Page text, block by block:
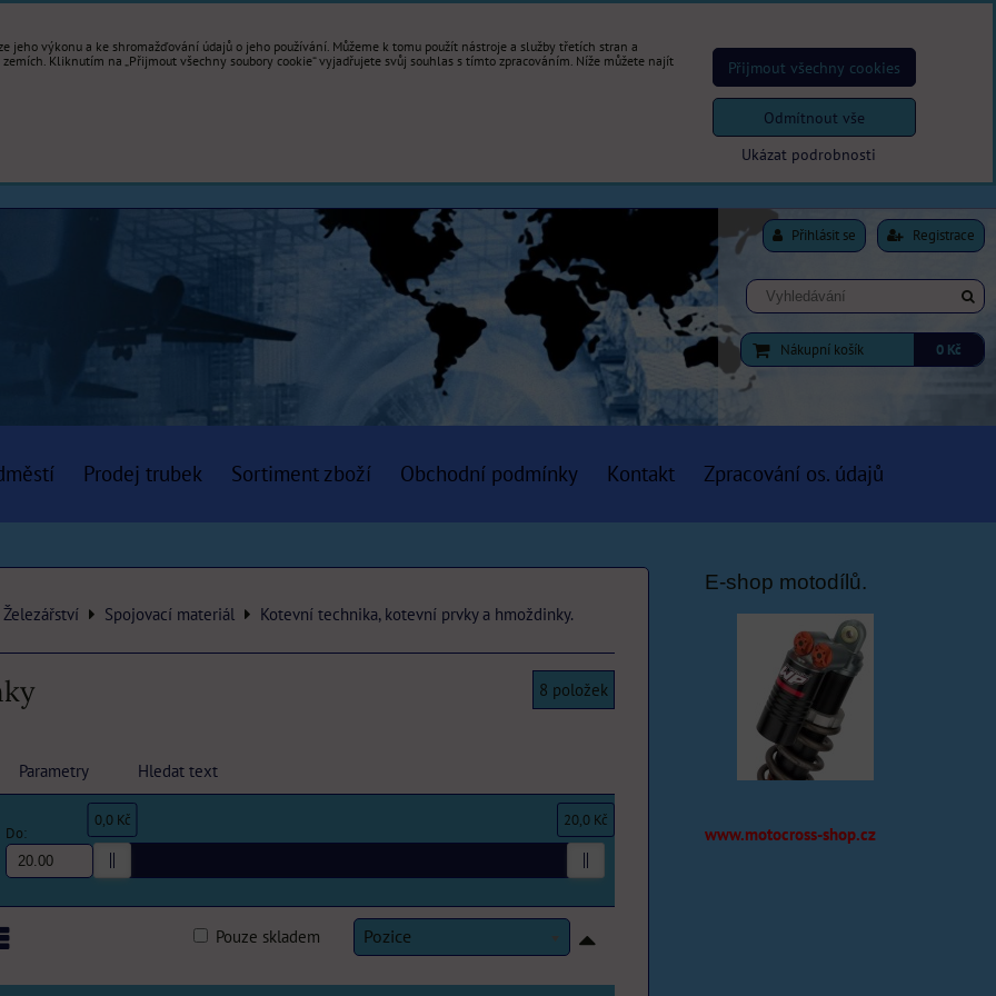
Přihlásit se Registrace
Nákupní košík 0 Kč
Prodej trubek Sortiment zboží Obchodní podmínky Kontakt Zpracování os. údajů
Železářství Spojovací materiál Kotevní technika, kotevní prvky a hmoždinky.
8 položek
Parametry Hledat text
Do:
0,0 Kč 20,0 Kč
Pozice
Pouze skladem
E-shop motodílů.
www.motocross-shop.cz
jeho výkonu a ke shromažďování údajů o jeho používání. Můžeme k tomu použít nástroje a služby třetích stran a
Kliknutím na „Přijmout všechny soubory cookie“ vyjadřujete svůj souhlas s tímto zpracováním. Níže můžete najít
Ukázat podrobnosti
Přijmout všechny cookies
Odmítnout vše